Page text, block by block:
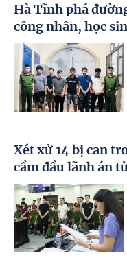
Hà Tĩnh phá
công nhân, học
Xét xử 14 bị can
cầm đầu lãnh án